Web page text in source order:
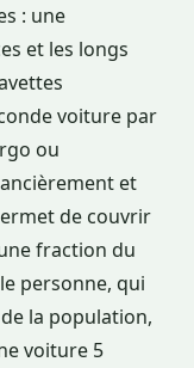
: une
et les longs
voiture par
ou
et
de couvrir
fraction du
personne, qui
la population,
voiture 5